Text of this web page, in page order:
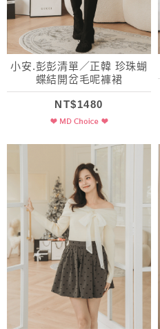
小安.彭彭清單／正韓 珍珠蝴
蝶結開岔毛呢褲裙
NT$1480